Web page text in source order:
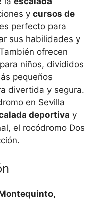
y cursos de
perfecto para
sus habilidades y
ofrecen
para niños, divididos
pequeños
divertida y segura.
en Sevilla
deportiva y
el rocódromo Dos